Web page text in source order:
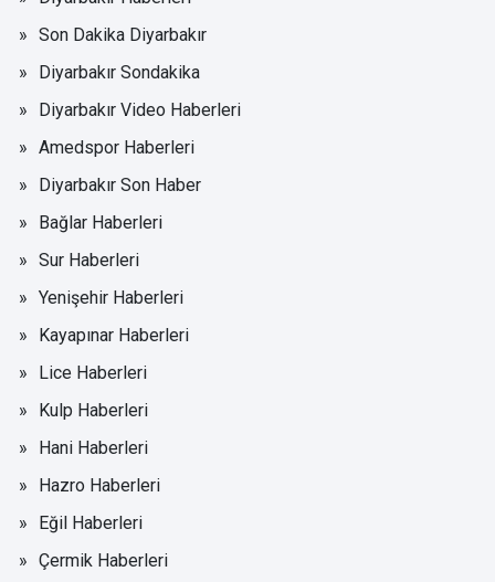
Son Dakika Diyarbakır
Diyarbakır Sondakika
Diyarbakır Video Haberleri
Amedspor Haberleri
Diyarbakır Son Haber
Bağlar Haberleri
Sur Haberleri
Yenişehir Haberleri
Kayapınar Haberleri
Lice Haberleri
Kulp Haberleri
Hani Haberleri
Hazro Haberleri
Eğil Haberleri
Çermik Haberleri